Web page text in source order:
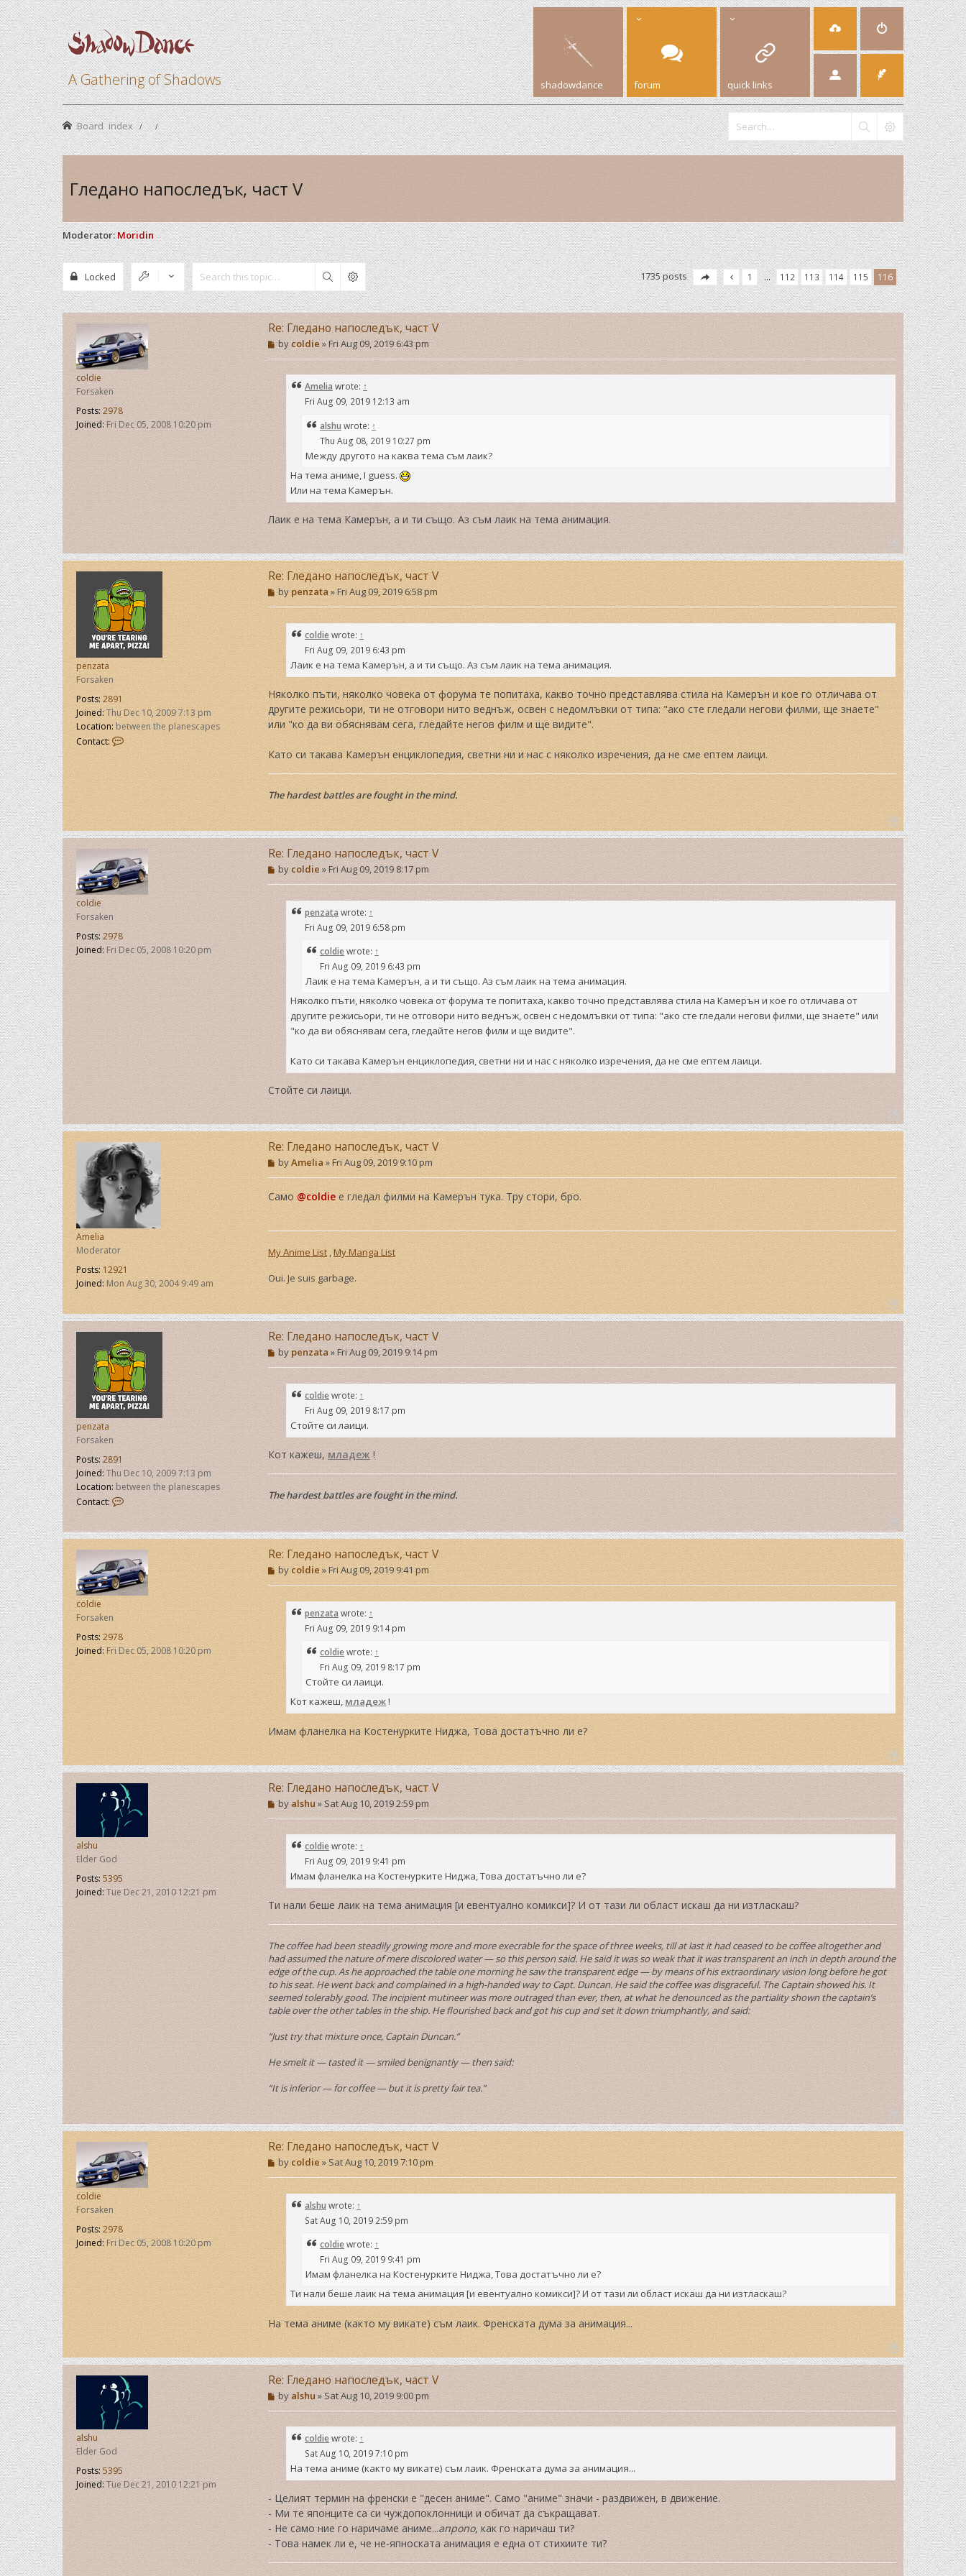
A Gathering of Shadows shadowdance forum quick links
Board index
Гледано напоследък, част V
Moderator: Moridin
Locked Search 1735 posts 1 … 112 113 114 115 116
coldie
Forsaken
Posts: 2978
Joined:Fri Dec 05, 2008 10:20 pm
Re: Гледано напоследък, част V
P
o
s
t
bycoldie»Fri Aug 09, 2019 6:43 pm
Amelia wrote: ↑
Fri Aug 09, 2019 12:13 am
alshu wrote: ↑
Thu Aug 08, 2019 10:27 pm
Между другото на каква тема съм лаик?
На тема аниме, I guess.
Или на тема Камерън.
Лаик е на тема Камерън, а и ти също. Аз съм лаик на тема анимация.
T
o
p
penzata
Forsaken
Posts: 2891
Joined:Thu Dec 10, 2009 7:13 pm
Location:between the planescapes
Contact:
C
o
n
t
a
c
t
p
e
n
z
a
t
a
Re: Гледано напоследък, част V
P
o
s
t
bypenzata »Fri Aug 09, 2019 6:58 pm
coldiewrote: ↑
Fri Aug 09, 2019 6:43 pm
Лаик е на тема Камерън, а и ти също. Аз съм лаик на тема анимация.
Няколко пъти, няколко човека от форума те попитаха, какво точно представлява стила на Камерън и кое го отличава от
другите режисьори, ти не отговори нито веднъж, освен с недомлъвки от типа: "ако сте гледали негови филми, ще знаете"
или "ко да ви обяснявам сега, гледайте негов филм и ще видите".
Като си такава Камерън енциклопедия, светни ни и нас с няколко изречения, да не сме ептем лаици.
The hardest battles are fought in the mind.
T
o
p
coldie
Forsaken
Posts: 2978
Joined:Fri Dec 05, 2008 10:20 pm
Re: Гледано напоследък, част V
P
o
s
t
bycoldie»Fri Aug 09, 2019 8:17 pm
penzata wrote: ↑
Fri Aug 09, 2019 6:58 pm
coldiewrote: ↑
Fri Aug 09, 2019 6:43 pm
Лаик е на тема Камерън, а и ти също. Аз съм лаик на тема анимация.
Няколко пъти, няколко човека от форума те попитаха, какво точно представлява стила на Камерън и кое го отличава от
другите режисьори, ти не отговори нито веднъж, освен с недомлъвки от типа: "ако сте гледали негови филми, ще знаете" или
"ко да ви обяснявам сега, гледайте негов филм и ще видите".
Като си такава Камерън енциклопедия, светни ни и нас с няколко изречения, да не сме ептем лаици.
Стойте си лаици.
T
o
p
Amelia
Moderator
Posts: 12921
Joined:Mon Aug 30, 2004 9:49 am
Re: Гледано напоследък, част V
P
o
s
t
byAmelia »Fri Aug 09, 2019 9:10 pm
Само@coldieе гледал филми на Камерън тука. Тру стори, бро.
My Anime List,My Manga List
Oui. Je suis garbage.
T
o
p
penzata
Forsaken
Posts: 2891
Joined:Thu Dec 10, 2009 7:13 pm
Location:between the planescapes
Contact:
C
o
n
t
a
c
t
p
e
n
z
a
t
a
Re: Гледано напоследък, част V
P
o
s
t
bypenzata»Fri Aug 09, 2019 9:14 pm
coldiewrote: ↑
Fri Aug 09, 2019 8:17 pm
Стойте си лаици.
Кот кажеш,младеж!
The hardest battles are fought in the mind.
T
o
p
coldie
Forsaken
Posts: 2978
Joined:Fri Dec 05, 2008 10:20 pm
Re: Гледано напоследък, част V
P
o
s
t
bycoldie»Fri Aug 09, 2019 9:41 pm
penzata wrote: ↑
Fri Aug 09, 2019 9:14 pm
coldiewrote: ↑
Fri Aug 09, 2019 8:17 pm
Стойте си лаици.
Кот кажеш, младеж!
Имам фланелка на Костенурките Ниджа, Това достатъчно ли е?
T
o
p
alshu
Elder God
Posts: 5395
Joined:Tue Dec 21, 2010 12:21 pm
Re: Гледано напоследък, част V
P
o
s
t
byalshu»Sat Aug 10, 2019 2:59 pm
coldiewrote: ↑
Fri Aug 09, 2019 9:41 pm
Имам фланелка на Костенурките Ниджа, Това достатъчно ли е?
Ти нали беше лаик на тема анимация [и евентуално комикси]? И от тази ли област искаш да ни изтласкаш?
The coffee had been steadily growing more and more execrable for the space of three weeks, till at last it had ceased to be coffee altogether and
had assumed the nature of mere discolored water — so this person said. He said it was so weak that it was transparent an inch in depth around the
edge of the cup. As he approached the table one morning he saw the transparent edge — by means of his extraordinary vision long before he got
to his seat. He went back and complained in a high-handed way to Capt. Duncan. He said the coffee was disgraceful. The Captain showed his. It
seemed tolerably good. The incipient mutineer was more outraged than ever, then, at what he denounced as the partiality shown the captain’s
table over the other tables in the ship. He flourished back and got his cup and set it down triumphantly, and said:
“Just try that mixture once, Captain Duncan.”
He smelt it — tasted it — smiled benignantly — then said:
“It is inferior — for coffee — but it is pretty fair tea.”
T
o
p
coldie
Forsaken
Posts: 2978
Joined:Fri Dec 05, 2008 10:20 pm
Re: Гледано напоследък, част V
P
o
s
t
bycoldie»Sat Aug 10, 2019 7:10 pm
alshu wrote: ↑
Sat Aug 10, 2019 2:59 pm
coldiewrote: ↑
Fri Aug 09, 2019 9:41 pm
Имам фланелка на Костенурките Ниджа, Това достатъчно ли е?
Ти нали беше лаик на тема анимация [и евентуално комикси]? И от тази ли област искаш да ни изтласкаш?
На тема аниме (както му викате) съм лаик. Френската дума за анимация...
T
o
p
alshu
Elder God
Posts: 5395
Joined:Tue Dec 21, 2010 12:21 pm
Re: Гледано напоследък, част V
P
o
s
t
byalshu»Sat Aug 10, 2019 9:00 pm
coldiewrote: ↑
Sat Aug 10, 2019 7:10 pm
На тема аниме (както му викате) съм лаик. Френската дума за анимация...
- Целият термин на френски е "десен аниме". Само "аниме" значи - раздвижен, в движение.
- Ми те японците са си чуждопоклонници и обичат да съкращават.
- Не само ние го наричаме аниме...апропо, как го наричаш ти?
- Това намек ли е, че не-япноската анимация е една от стихиите ти?